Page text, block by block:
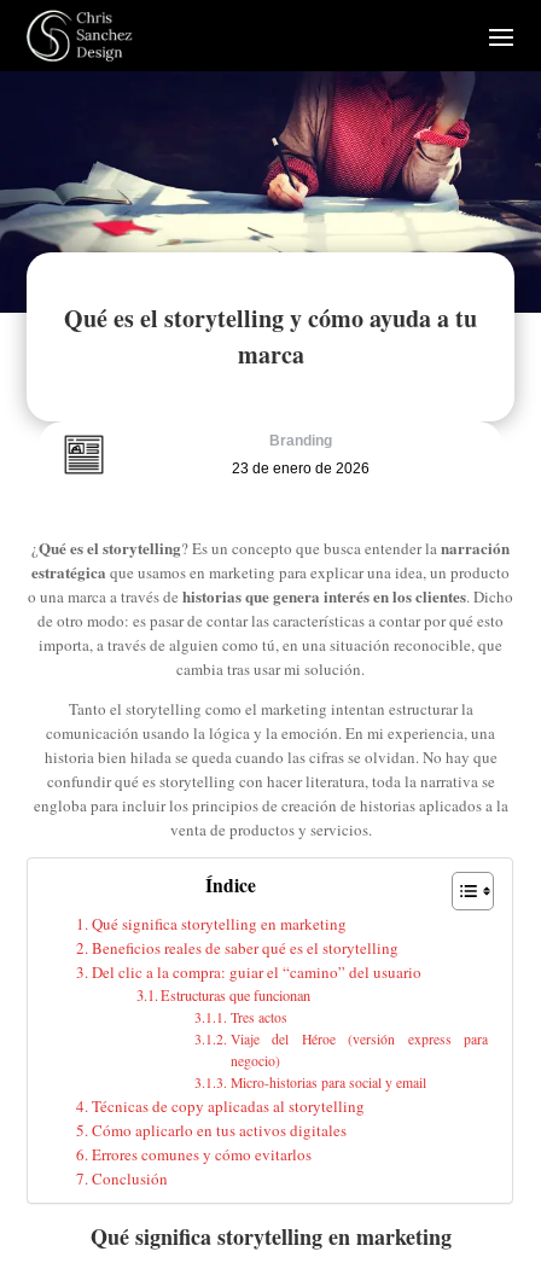
Qué es el storytelling y cómo ayuda a tu
marca
Branding
23 de enero de 2026
¿Qué es el storytelling? Es un concepto que busca entender la narración
estratégica que usamos en marketing para explicar una idea, un producto
o una marca a través de historias que genera interés en los clientes. Dicho
de otro modo: es pasar de contar las características a contar por qué esto
importa, a través de alguien como tú, en una situación reconocible, que
cambia tras usar mi solución.
Tanto el storytelling como el marketing intentan estructurar la
comunicación usando la lógica y la emoción. En mi experiencia, una
historia bien hilada se queda cuando las cifras se olvidan. No hay que
confundir qué es storytelling con hacer literatura, toda la narrativa se
engloba para incluir los principios de creación de historias aplicados a la
venta de productos y servicios.
Índice
Qué significa storytelling en marketing
Beneficios reales de saber qué es el storytelling
Del clic a la compra: guiar el “camino” del usuario
Estructuras que funcionan
Tres actos
Viaje del Héroe (versión express para
negocio)
Micro-historias para social y email
Técnicas de copy aplicadas al storytelling
Cómo aplicarlo en tus activos digitales
Errores comunes y cómo evitarlos
Conclusión
Qué significa storytelling en marketing